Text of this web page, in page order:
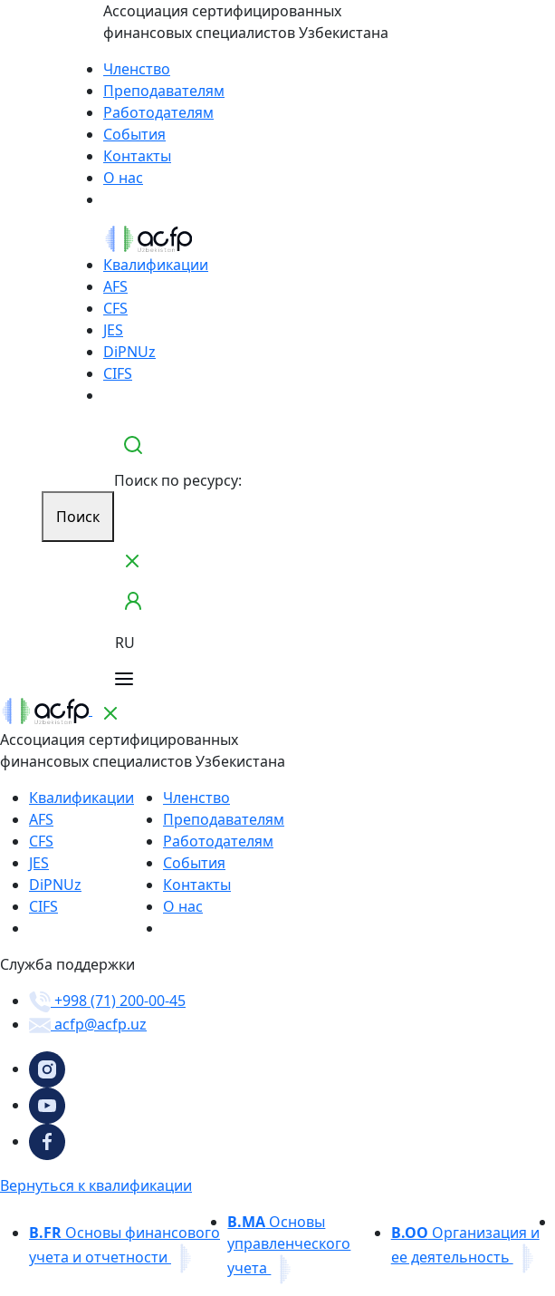
Ассоциация сертифицированных
финансовых специалистов Узбекистана
Членство
Преподавателям
Работодателям
События
Контакты
О нас
Квалификации
AFS
CFS
JES
DiPNUz
CIFS
Поиск по ресурсу:
Поиск
RU
Ассоциация сертифицированных
финансовых специалистов Узбекистана
Квалификации
AFS
CFS
JES
DiPNUz
CIFS
Членство
Преподавателям
Работодателям
События
Контакты
О нас
Служба поддержки
+998 (71) 200-00-45
acfp@acfp.uz
Вернуться к квалификации
B.FR Основы финансового
учета и отчетности
B.MA Основы
управленческого
учета
B.OО Организация и
ее деятельность